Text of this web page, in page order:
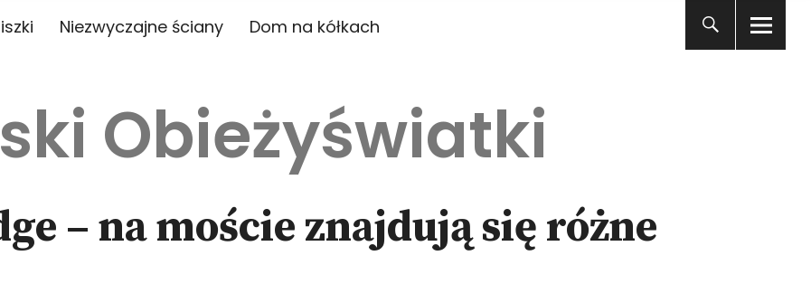
Niezwyczajne ściany Dom na kółkach
Obieżyświatki
– na moście znajdują się różne